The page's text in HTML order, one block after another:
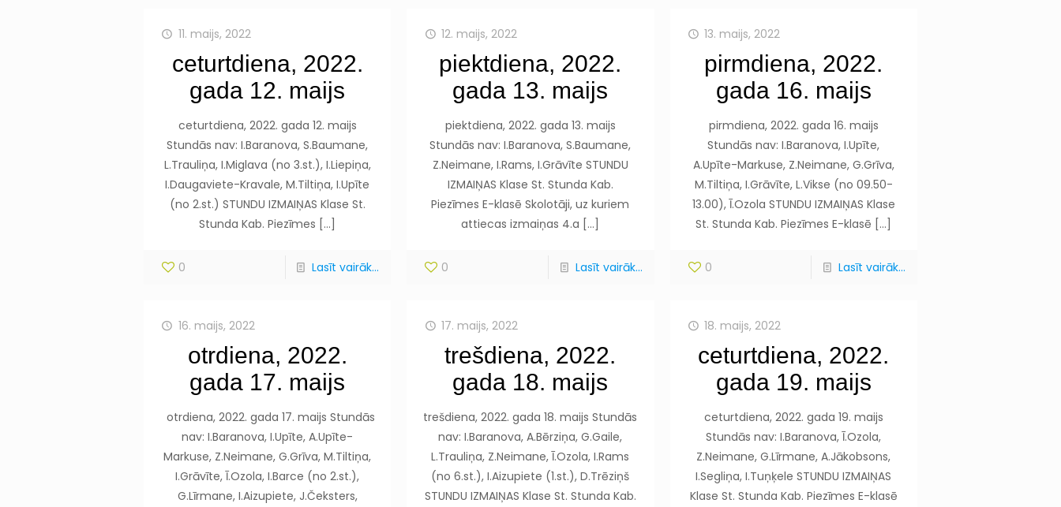
11. maijs, 2022
ceturtdiena, 2022.
gada 12. maijs
ceturtdiena, 2022. gada 12. maijs
Stundās nav: I.Baranova, S.Baumane,
L.Trauliņa, I.Miglava (no 3.st.), I.Liepiņa,
I.Daugaviete-Kravale, M.Tiltiņa, I.Upīte
(no 2.st.) STUNDU IZMAIŅAS Klase St.
Stunda Kab. Piezīmes […]
0 Lasīt vairāk...
12. maijs, 2022
piektdiena, 2022.
gada 13. maijs
piektdiena, 2022. gada 13. maijs
Stundās nav: I.Baranova, S.Baumane,
Z.Neimane, I.Rams, I.Grāvīte STUNDU
IZMAIŅAS Klase St. Stunda Kab.
Piezīmes E-klasē Skolotāji, uz kuriem
attiecas izmaiņas 4.a […]
0 Lasīt vairāk...
13. maijs, 2022
pirmdiena, 2022.
gada 16. maijs
pirmdiena, 2022. gada 16. maijs
Stundās nav: I.Baranova, I.Upīte,
A.Upīte-Markuse, Z.Neimane, G.Grīva,
M.Tiltiņa, I.Grāvīte, L.Vikse (no 09.50-
13.00), Ī.Ozola STUNDU IZMAIŅAS Klase
St. Stunda Kab. Piezīmes E-klasē […]
0 Lasīt vairāk...
16. maijs, 2022
otrdiena, 2022.
gada 17. maijs
otrdiena, 2022. gada 17. maijs Stundās
nav: I.Baranova, I.Upīte, A.Upīte-
Markuse, Z.Neimane, G.Grīva, M.Tiltiņa,
I.Grāvīte, Ī.Ozola, I.Barce (no 2.st.),
G.Līrmane, I.Aizupiete, J.Čeksters,
17. maijs, 2022
trešdiena, 2022.
gada 18. maijs
trešdiena, 2022. gada 18. maijs Stundās
nav: I.Baranova, A.Bērziņa, G.Gaile,
L.Trauliņa, Z.Neimane, Ī.Ozola, I.Rams
(no 6.st.), I.Aizupiete (1.st.), D.Trēziņš
STUNDU IZMAIŅAS Klase St. Stunda Kab.
18. maijs, 2022
ceturtdiena, 2022.
gada 19. maijs
ceturtdiena, 2022. gada 19. maijs
Stundās nav: I.Baranova, Ī.Ozola,
Z.Neimane, G.Līrmane, A.Jākobsons,
I.Segliņa, I.Tuņķele STUNDU IZMAIŅAS
Klase St. Stunda Kab. Piezīmes E-klasē